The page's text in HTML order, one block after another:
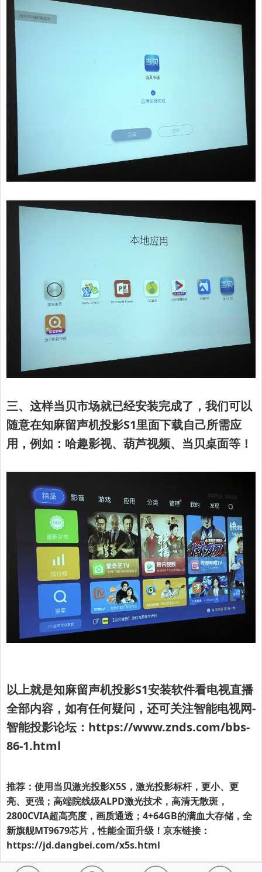
三、这样当贝市场就已经安装完成了，我们可以
随意在知麻留声机投影S1里面下载自己所需应
用，例如：哈趣影视、葫芦视频、当贝桌面等！
以上就是知麻留声机投影S1安装软件看电视直播
全部内容， 如有任何疑问，还可关注智能电视网-
智能投影论坛： https://www.znds.com/bbs-
86-1.html
推荐：使用当贝激光投影X5S，激光投影标杆，更小、更
亮、更强；高端院线级ALPD激光技术，高清无散斑，
2800CVIA超高亮度，画质通透；4+64GB的满血大存储，全
新旗舰MT9679芯片，性能全面升级！京东链接：
https://jd.dangbei.com/x5s.html